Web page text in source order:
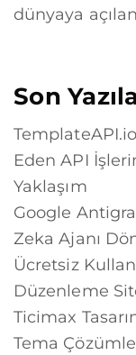
dünyaya
Son
Eden API
Yaklaşım
Google
Zeka Ajanı
Ücretsiz
Düzenleme
Ticimax
Tema